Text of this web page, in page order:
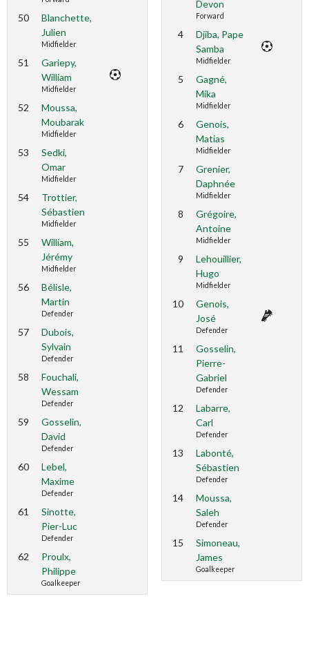
50
Blanchette,
Julien
Midfielder
51
Gariepy,
William
Midfielder
52
Moussa,
Moubarak
Midfielder
53
Sedki,
Omar
Midfielder
54
Trottier,
Sébastien
Midfielder
55
William,
Jérémy
Midfielder
56
Bélisle,
Martin
Defender
57
Dubois,
Sylvain
Defender
58
Fouchali,
Wessam
Defender
59
Gosselin,
David
Defender
60
Lebel,
Maxime
Defender
61
Sinotte,
Pier-Luc
Defender
62
Proulx,
Philippe
Goalkeeper
Devon
Forward
4
Djiba, Pape
Samba
Midfielder
5
Gagné,
Mika
Midfielder
6
Genois,
Matias
Midfielder
7
Grenier,
Daphnée
Midfielder
8
Grégoire,
Antoine
Midfielder
9
Lehouillier,
Hugo
Midfielder
10
Genois,
José
Defender
11
Gosselin,
Pierre-
Gabriel
Defender
12
Labarre,
Carl
Defender
13
Labonté,
Sébastien
Defender
14
Moussa,
Saleh
Defender
15
Simoneau,
James
Goalkeeper